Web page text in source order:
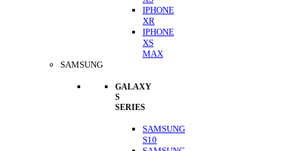
IPHONE
XR
IPHONE
XS
MAX
SAMSUNG
GALAXY
S
SERIES
SAMSUNG
S10